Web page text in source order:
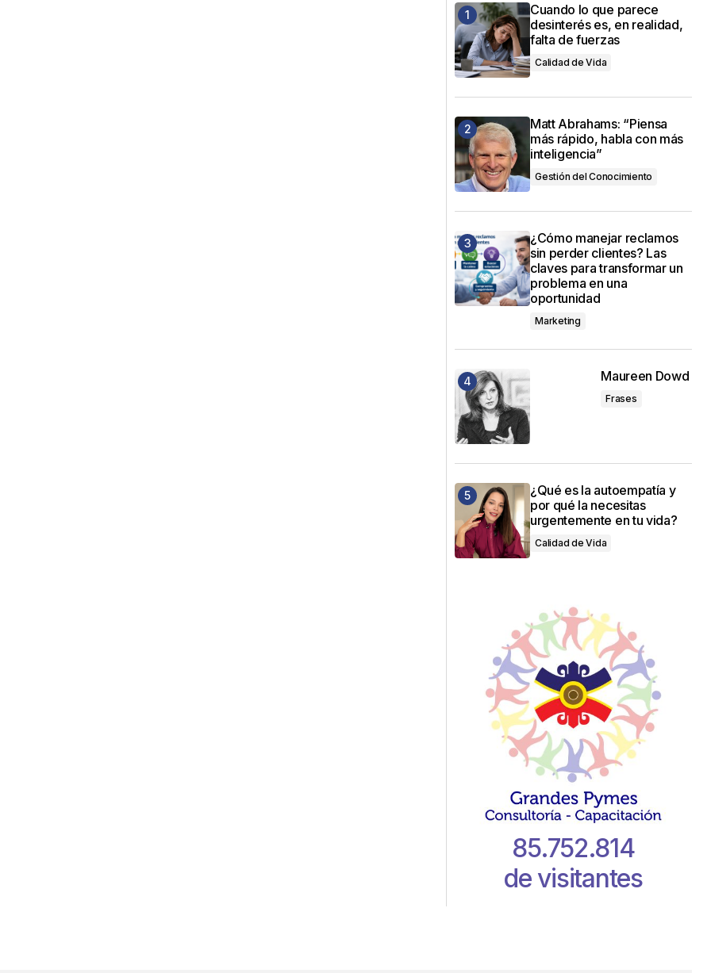
Cuando lo que parece
desinterés es, en realidad,
falta de fuerzas
Calidad de Vida
Matt Abrahams: “Piensa
más rápido, habla con más
inteligencia”
Gestión del Conocimiento
¿Cómo manejar reclamos
sin perder clientes? Las
claves para transformar un
problema en una
oportunidad
Marketing
Maureen Dowd
Frases
¿Qué es la autoempatía y
por qué la necesitas
urgentemente en tu vida?
Calidad de Vida
85.752.814
de visitantes